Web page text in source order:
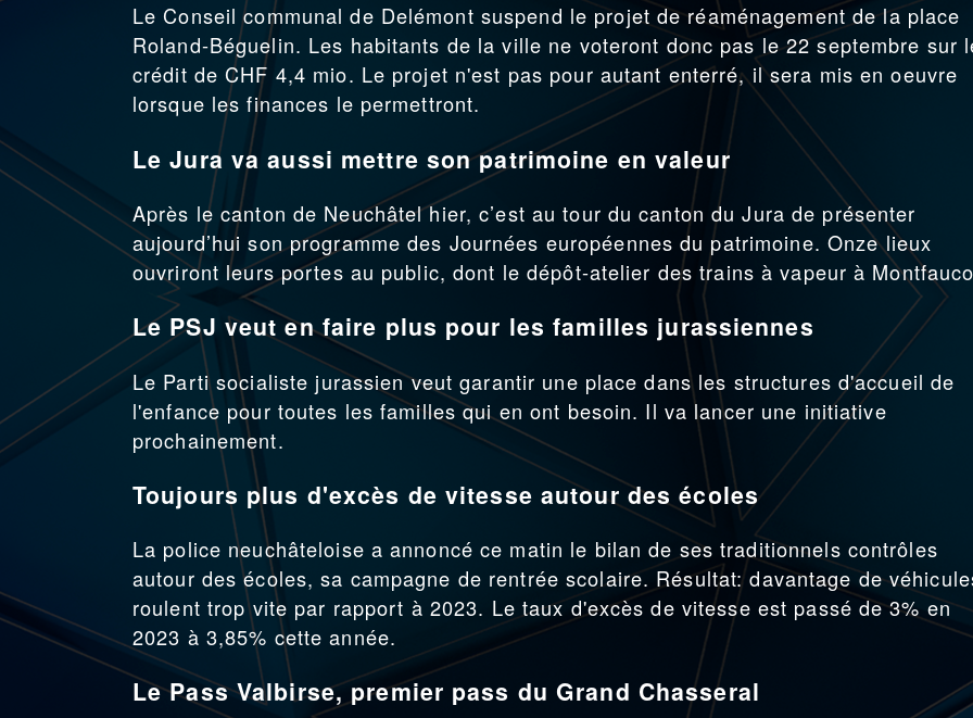
Le Conseil communal de Delémont suspend le projet de réaménagement de la place
Roland-Béguelin. Les habitants de la ville ne voteront donc pas le 22 septembre sur
crédit de CHF 4,4 mio. Le projet n'est pas pour autant enterré, il sera mis en oeuvre
lorsque les finances le permettront.
Le Jura va aussi mettre son patrimoine en valeur
Après le canton de Neuchâtel hier, c’est au tour du canton du Jura de présenter
aujourd’hui son programme des Journées européennes du patrimoine. Onze lieux
ouvriront leurs portes au public, dont le dépôt-atelier des trains à vapeur à
Le PSJ veut en faire plus pour les familles jurassiennes
Le Parti socialiste jurassien veut garantir une place dans les structures d'accueil de
l'enfance pour toutes les familles qui en ont besoin. Il va lancer une initiative
prochainement.
Toujours plus d'excès de vitesse autour des écoles
La police neuchâteloise a annoncé ce matin le bilan de ses traditionnels contrôles
autour des écoles, sa campagne de rentrée scolaire. Résultat: davantage de
roulent trop vite par rapport à 2023. Le taux d'excès de vitesse est passé de 3% en
2023 à 3,85% cette année.
Le Pass Valbirse, premier pass du Grand Chasseral